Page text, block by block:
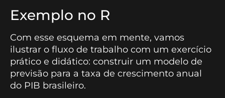
Exemplo no R
Com esse esquema em mente, vamos
ilustrar o fluxo de trabalho com um exercício
prático e didático: construir um modelo de
previsão para a taxa de crescimento anual
do PIB brasileiro.